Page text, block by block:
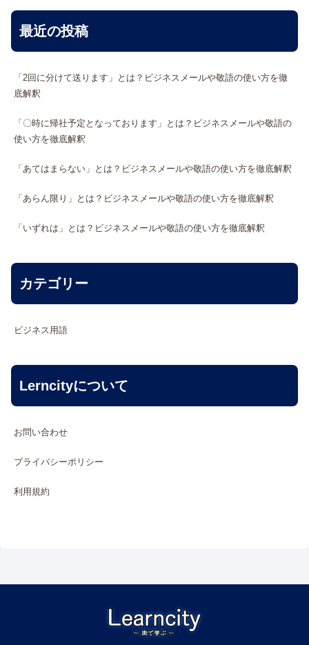
最近の投稿
「2回に分けて送ります」とは？ビジネスメールや敬語の使い方を徹
底解釈
「〇時に帰社予定となっております」とは？ビジネスメールや敬語の
使い方を徹底解釈
「あてはまらない」とは？ビジネスメールや敬語の使い方を徹底解釈
「あらん限り」とは？ビジネスメールや敬語の使い方を徹底解釈
「いずれは」とは？ビジネスメールや敬語の使い方を徹底解釈
カテゴリー
ビジネス用語
Lerncityについて
お問い合わせ
プライバシーポリシー
利用規約